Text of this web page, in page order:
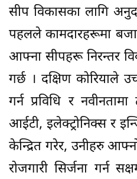
सीप विकासका लागि
पहलले कामदारहरूमा
आफ्ना सीपहरू निरन्तर
गर्छ । दक्षिण कोरियाले
गर्न प्रविधि र
आईटी, इलेक्ट्रोनिक्स र
केन्द्रित गरेर, उनीहरु
रोजगारी सिर्जना गर्न